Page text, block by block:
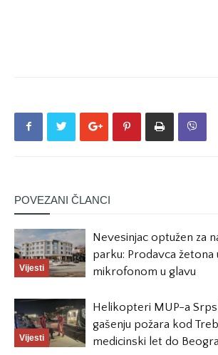
POVEZANI ČLANCI
Vijesti
Nevesinjac optužen za
parku: Prodavca žetona
mikrofonom u glavu
Vijesti
Helikopteri MUP-a
gašenju požara kod
medicinski let do